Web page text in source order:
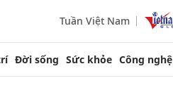
Tuần Việt Nam
Đời sống Sức khỏe Công nghệ